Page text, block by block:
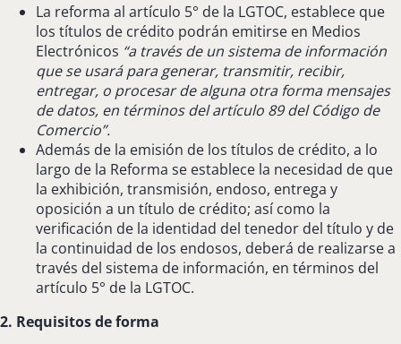
La reforma al artículo 5° de la LGTOC, establece que
los títulos de crédito podrán emitirse en Medios
Electrónicos “a través de un sistema de información
que se usará para generar, transmitir, recibir,
entregar, o procesar de alguna otra forma mensajes
de datos, en términos del artículo 89 del Código de
Comercio”.
Además de la emisión de los títulos de crédito, a lo
largo de la Reforma se establece la necesidad de que
la exhibición, transmisión, endoso, entrega y
oposición a un título de crédito; así como la
verificación de la identidad del tenedor del título y de
la continuidad de los endosos, deberá de realizarse a
través del sistema de información, en términos del
artículo 5° de la LGTOC.
2. Requisitos de forma